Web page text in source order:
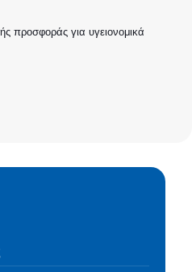
προσφοράς για υγειονομικά